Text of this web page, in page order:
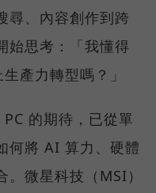
尋、內容創作到跨
始思考：「我懂得
產力轉型嗎？」
的期待，已從單
何將 AI 算力、硬體
微星科技（MSI）